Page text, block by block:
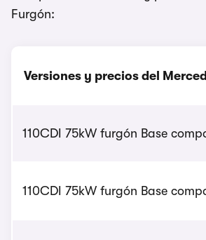
Furgón:
Versiones y precios del
110CDI 75kW furgón Base
110CDI 75kW furgón Base